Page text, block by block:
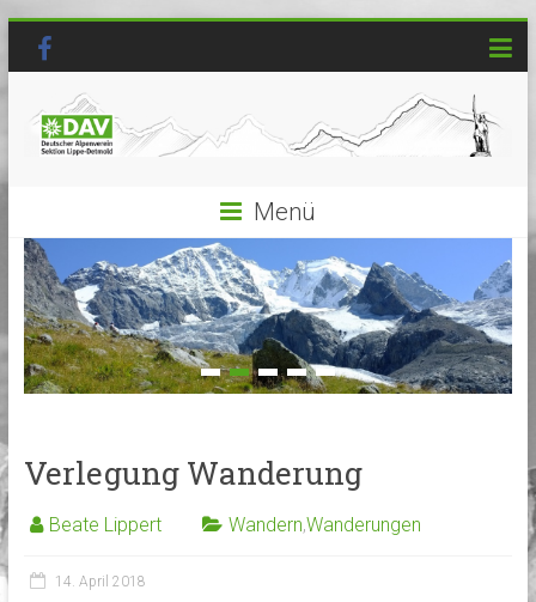
Menü
Verlegung Wanderung
Beate Lippert Wandern,Wanderungen
14. April 2018